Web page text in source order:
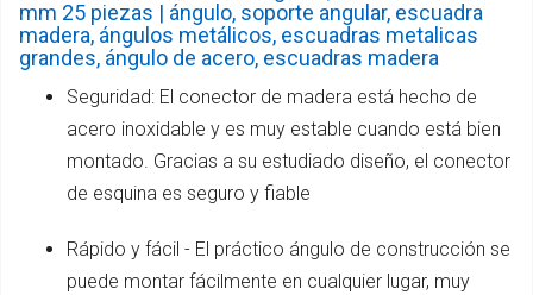
mm 25 piezas | ángulo, soporte angular, escuadra
madera, ángulos metálicos, escuadras metalicas
grandes, ángulo de acero, escuadras madera
Seguridad: El conector de madera está hecho de
acero inoxidable y es muy estable cuando está bien
montado. Gracias a su estudiado diseño, el conector
de esquina es seguro y fiable
Rápido y fácil - El práctico ángulo de construcción se
puede montar fácilmente en cualquier lugar, muy